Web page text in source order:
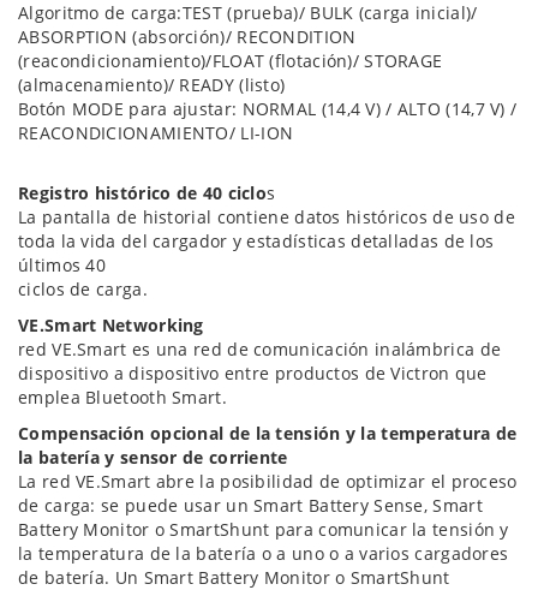
Algoritmo de carga:TEST (prueba)/ BULK (carga inicial)/
ABSORPTION (absorción)/ RECONDITION
(reacondicionamiento)/FLOAT (flotación)/ STORAGE
(almacenamiento)/ READY (listo)
Botón MODE para ajustar: NORMAL (14,4 V) / ALTO (14,7 V) /
REACONDICIONAMIENTO/ LI-ION
Registro histórico de 40 ciclos
La pantalla de historial contiene datos históricos de uso de
toda la vida del cargador y estadísticas detalladas de los
últimos 40
ciclos de carga.
VE.Smart Networking
red VE.Smart es una red de comunicación inalámbrica de
dispositivo a dispositivo entre productos de Victron que
emplea Bluetooth Smart.
Compensación opcional de la tensión y la temperatura de
la batería y sensor de corriente
La red VE.Smart abre la posibilidad de optimizar el proceso
de carga: se puede usar un Smart Battery Sense, Smart
Battery Monitor o SmartShunt para comunicar la tensión y
la temperatura de la batería o a uno o a varios cargadores
de batería. Un Smart Battery Monitor o SmartShunt